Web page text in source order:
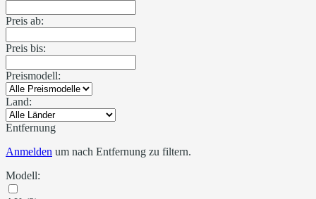
Preis ab:
Preis bis:
Preismodell:
Land:
Entfernung
Anmelden um nach Entfernung zu filtern.
Modell: